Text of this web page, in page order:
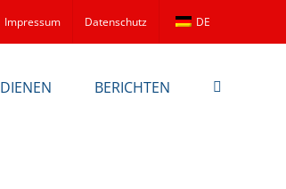
Impressum Datenschutz DE
DIENEN BERICHTEN